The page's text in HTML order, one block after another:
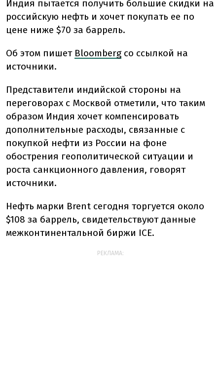
Индия пытается получить большие скидки на
российскую нефть и хочет покупать ее по
цене ниже $70 за баррель.
Об этом пишет Bloombergсо ссылкой на
источники.
Представители индийской стороны на
переговорах с Москвой отметили, что таким
образом Индия хочет компенсировать
дополнительные расходы, связанные с
покупкой нефти из России на фоне
обострения геополитической ситуации и
роста санкционного давления, говорят
источники.
Нефть марки Brent сегодня торгуется около
$108 за баррель, свидетельствуют данные
межконтинентальной биржи ICE.
РЕКЛАМА: